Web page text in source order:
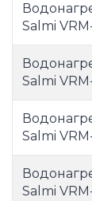
Salmi
Salmi
Salmi
Salmi